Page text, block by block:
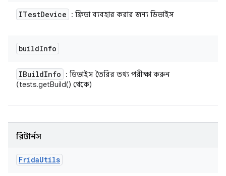
ITestDevice : ফ্রিডা ব্যবহার করার জন্য ডিভাইস
buildInfo
IBuildInfo
: ডিভাইস তৈরির তথ্য পরীক্ষা করুন
(tests.getBuild() থেকে)
রিটার্নস
FridaUtils